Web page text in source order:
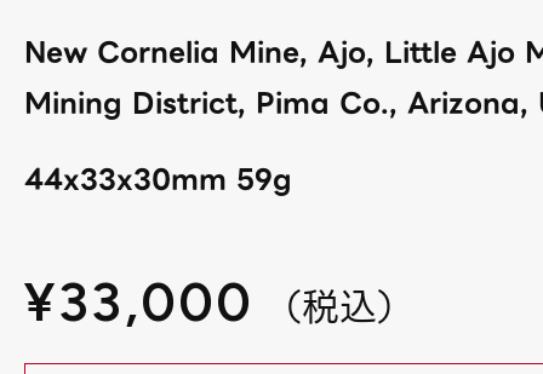
New Cornelia Mine, Ajo, Little Ajo
Mining District, Pima Co., Arizona,
44x33x30mm 59g
¥33,000 （税込）